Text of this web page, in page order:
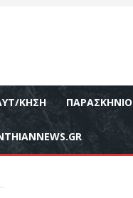
ΚΗΣΗ ΠΑΡΑΣΚΉΝΙΟ